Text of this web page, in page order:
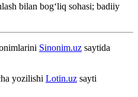
bilan bogʻliq sohasi; badiiy
Sinonim.uz saytida
yozilishi Lotin.uz sayti